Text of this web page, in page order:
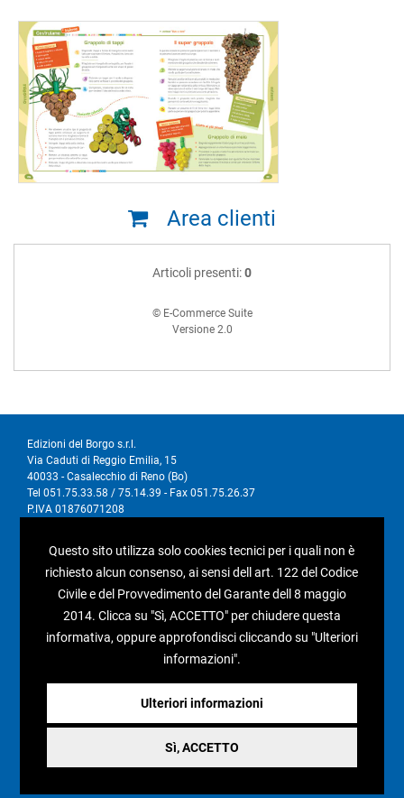
Area clienti
Articoli presenti:0
© E-Commerce Suite
Versione 2.0
Edizioni del Borgo s.r.l.
Via Caduti di Reggio Emilia, 15
40033 - Casalecchio di Reno (Bo)
Tel 051.75.33.58 / 75.14.39 - Fax 051.75.26.37
P.IVA 01876071208
I nostri social
Condizioni generali di vendita
Pagamenti e spedizioni
Questo sito utilizza solo cookies tecnici per i quali non è
richiesto alcun consenso, ai sensi dell art. 122 del Codice
Civile e del Provvedimento del Garante dell 8 maggio
2014. Clicca su "Sì, ACCETTO" per chiudere questa
informativa, oppure approfondisci cliccando su "Ulteriori
informazioni".
Ulteriori informazioni
Sì, ACCETTO